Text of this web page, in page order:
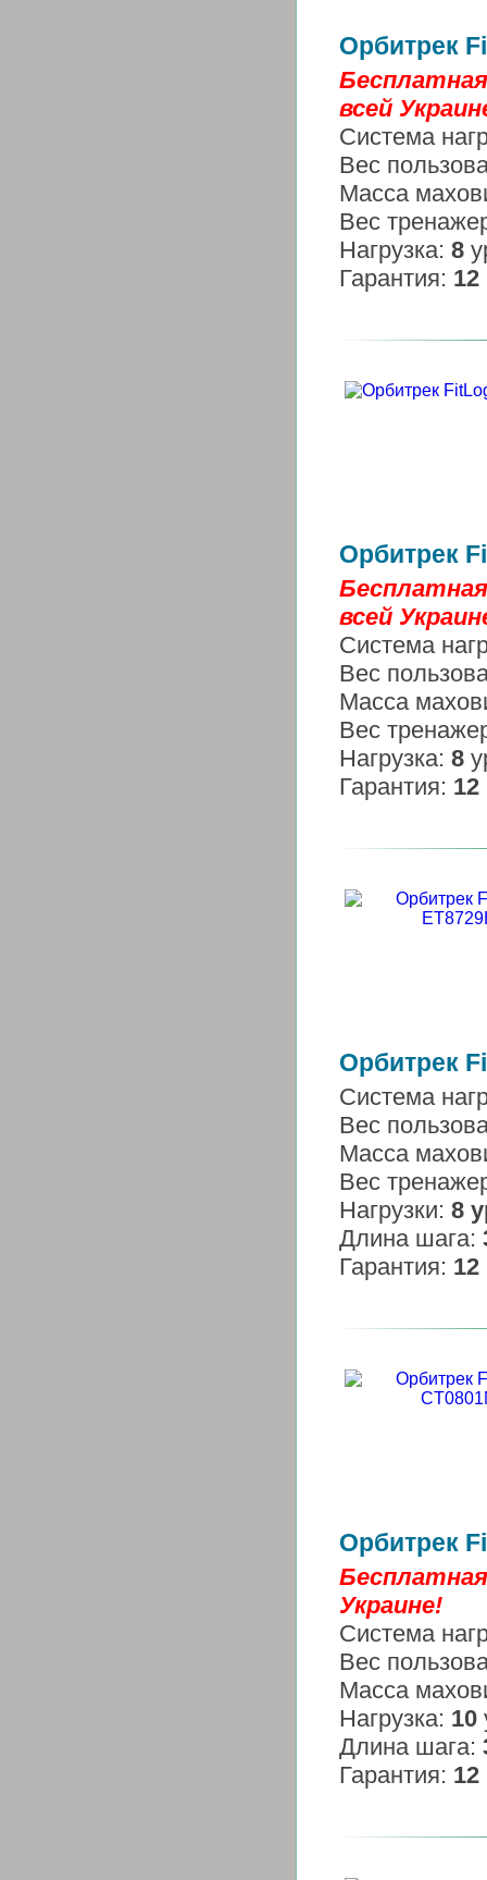
Орбитрек
всей
Система
Вес
Масса
Вес
Нагрузка: 8
Гарантия: 12
Орбитрек
всей
Система
Вес
Масса
Вес
Нагрузка: 8
Гарантия: 12
Орбитрек
Система
Вес
Масса
Вес
Нагрузки: 8
Длина шага:
Гарантия: 12
Орбитрек
Бесплатная
Украине!
Система
Вес
Масса
Нагрузка: 10
Длина шага:
Гарантия: 12